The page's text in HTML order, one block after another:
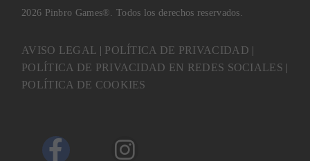
2026 Pinbro Games®. Todos los derechos reservados.
AVISO LEGAL | POLÍTICA DE PRIVACIDAD |
POLÍTICA DE PRIVACIDAD EN REDES SOCIALES |
POLÍTICA DE COOKIES